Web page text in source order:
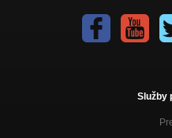
Služby